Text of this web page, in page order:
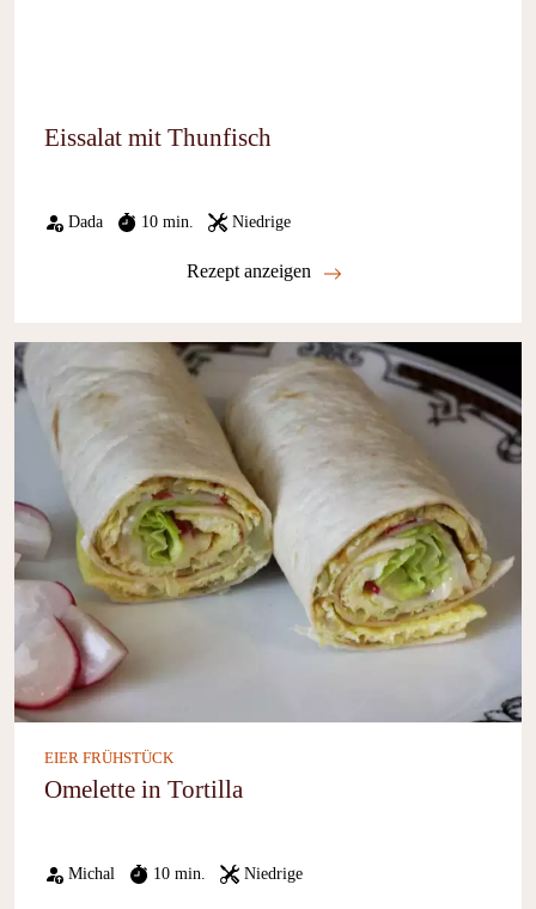
Eissalat mit Thunfisch
Dada 10 min. Niedrige
Rezept anzeigen
EIER FRÜHSTÜCK
Omelette in Tortilla
Michal 10 min. Niedrige